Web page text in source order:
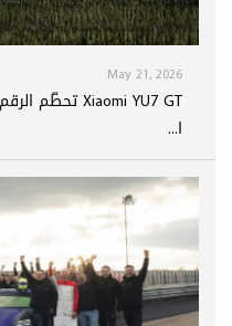
May 21, 2026
ا...